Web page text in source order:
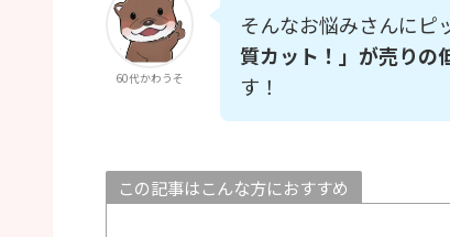
60代かわうそ
そんなお悩みさんにピ
質カット！」が売りの
す！
この記事はこんな方におすすめ